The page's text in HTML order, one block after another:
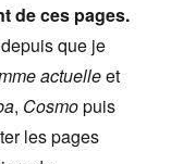
de ces pages.
que je
actuelleet
, Cosmopuis
les pages